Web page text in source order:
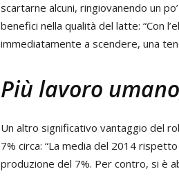
scartarne alcuni, ringiovanendo un
benefici nella qualità del latte: “Con
immediatamente a scendere, una
Più lavoro
Un altro significativo vantaggio del
7% circa: “La media del 2014
produzione del 7%. Per contro, si è